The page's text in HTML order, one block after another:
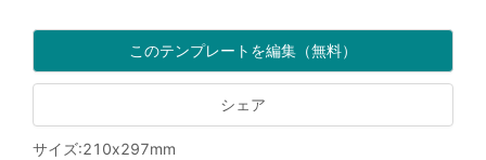
このテンプレートを編集（無料）
シェア
サイズ:210x297mm